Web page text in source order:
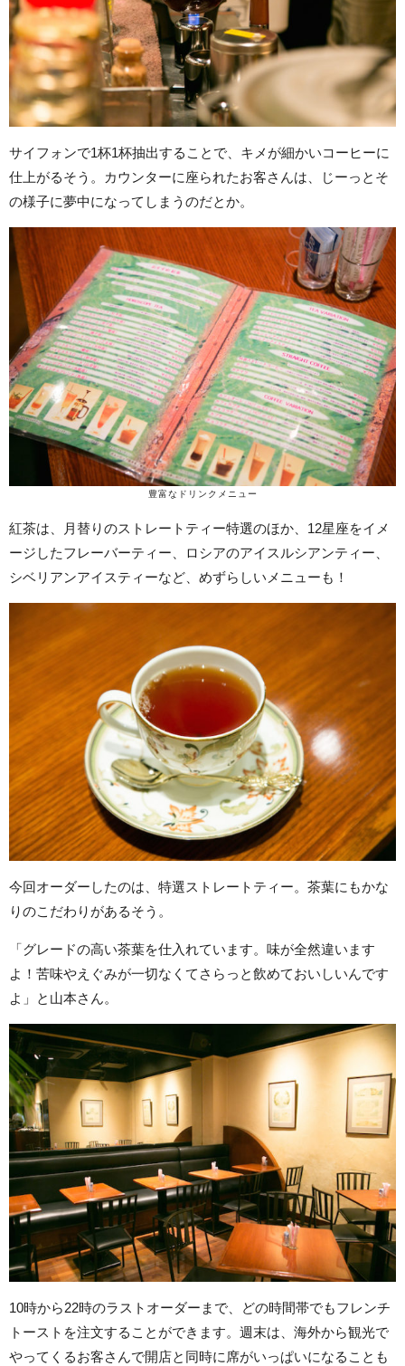
サイフォンで1杯1杯抽出することで、キメが細かいコーヒーに
仕上がるそう。カウンターに座られたお客さんは、じーっとそ
の様子に夢中になってしまうのだとか。
豊富なドリンクメニュー
紅茶は、月替りのストレートティー特選のほか、12星座をイメ
ージしたフレーバーティー、ロシアのアイスルシアンティー、
シベリアンアイスティーなど、めずらしいメニューも！
今回オーダーしたのは、特選ストレートティー。茶葉にもかな
りのこだわりがあるそう。
「グレードの高い茶葉を仕入れています。味が全然違います
よ！苦味やえぐみが一切なくてさらっと飲めておいしいんです
よ」と山本さん。
10時から22時のラストオーダーまで、どの時間帯でもフレンチ
トーストを注文することができます。週末は、海外から観光で
やってくるお客さんで開店と同時に席がいっぱいになることも